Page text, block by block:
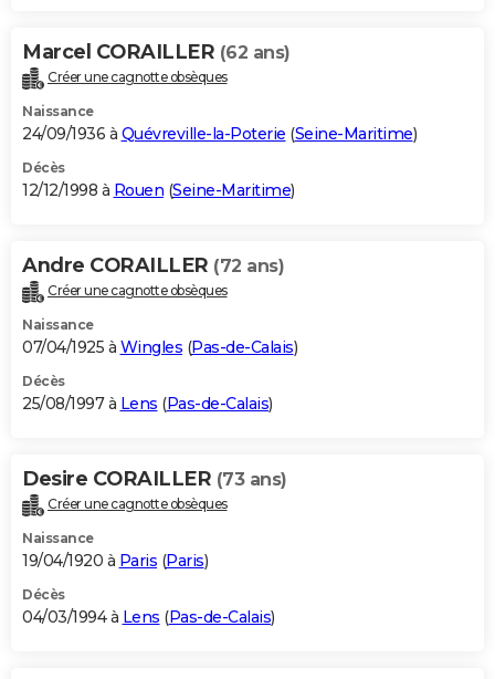
Marcel CORAILLER (62 ans)
Créer une cagnotte obsèques
Naissance
24/09/1936 à Quévreville-la-Poterie (Seine-Maritime)
Décès
12/12/1998 à Rouen (Seine-Maritime)
Andre CORAILLER (72 ans)
Créer une cagnotte obsèques
Naissance
07/04/1925 à Wingles (Pas-de-Calais)
Décès
25/08/1997 à Lens (Pas-de-Calais)
Desire CORAILLER (73 ans)
Créer une cagnotte obsèques
Naissance
19/04/1920 à Paris (Paris)
Décès
04/03/1994 à Lens (Pas-de-Calais)